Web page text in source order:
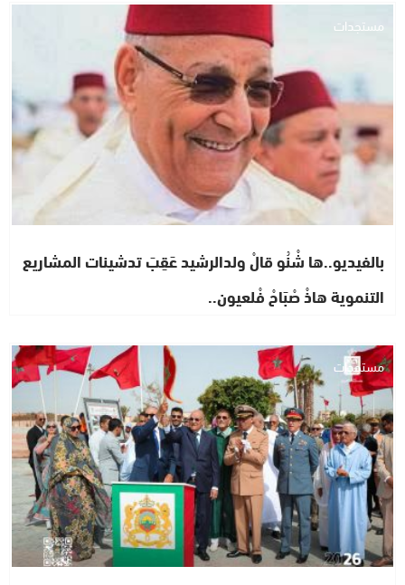
مستجدات
بالفيديو..ها شْنُو قالْ ولدالرشيد عَقِبَ تدشينات المشاريع
التنموية هاذْ صْبَاحْ فْلعيون..
مستجدات